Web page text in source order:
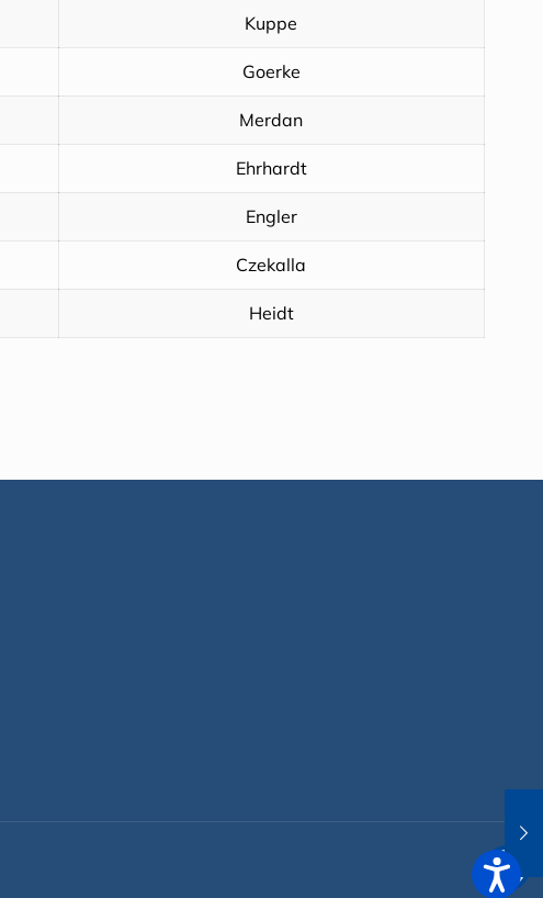
Kuppe
Goerke
Merdan
Ehrhardt
Engler
Czekalla
Heidt